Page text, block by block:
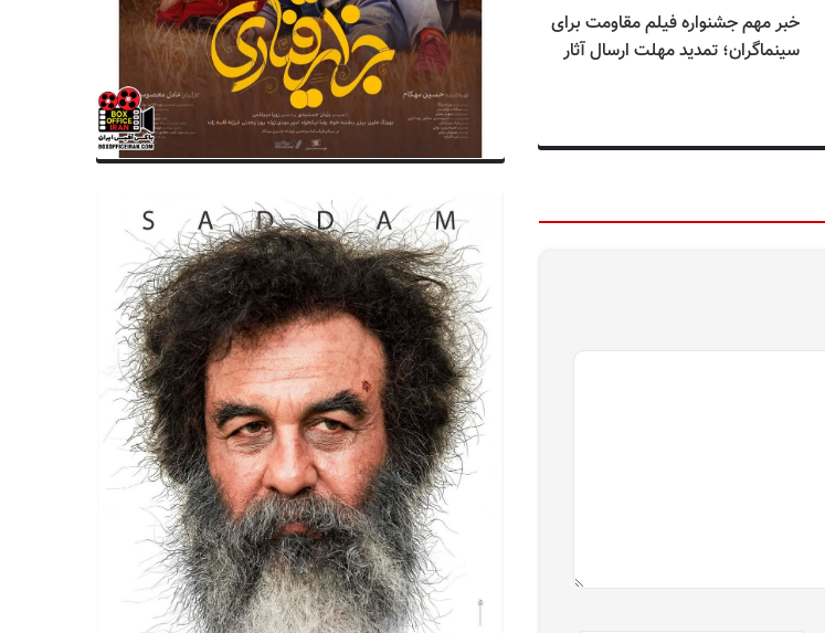
خبر مهم جشنواره فیلم مقاومت برای
سینماگران؛ تمدید مهلت ارسال آثار
آخرین وضعیت هنرمندان بازداشتی از
زبان نماینده خانه سینما
ساعت و جزئیات پخش زنده
اختتامیه جشنواره فیلم فجر ۴۴